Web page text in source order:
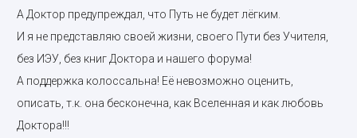
А Доктор предупреждал, что Путь не будет лёгким.
И я не представляю своей жизни, своего Пути без Учителя,
без ИЭУ, без книг Доктора и нашего форума!
А поддержка колоссальна! Её невозможно оценить,
описать, т.к. она бесконечна, как Вселенная и как любовь
Доктора!!!